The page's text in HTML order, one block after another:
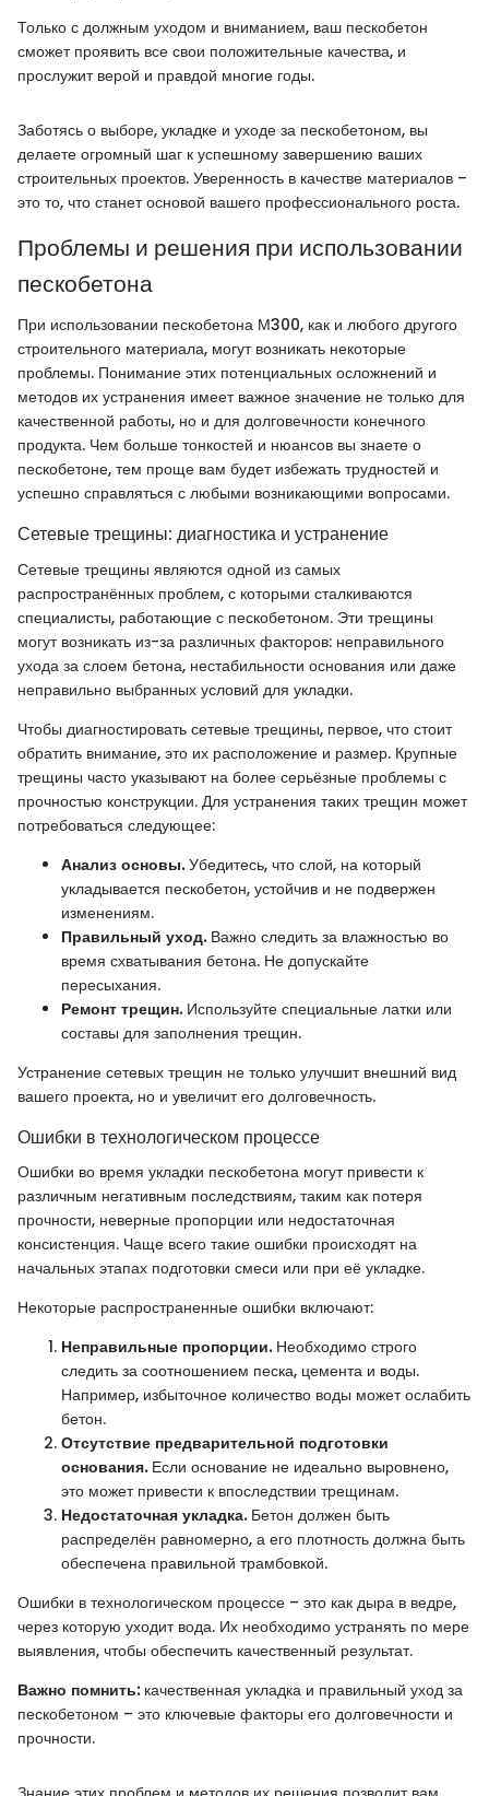
Только с должным уходом и вниманием, ваш пескобетон
сможет проявить все свои положительные качества, и
прослужит верой и правдой многие годы.
Заботясь о выборе, укладке и уходе за пескобетоном, вы
делаете огромный шаг к успешному завершению ваших
строительных проектов. Уверенность в качестве материалов –
это то, что станет основой вашего профессионального роста.
Проблемы и решения при использовании
пескобетона
При использовании пескобетона М300, как и любого другого
строительного материала, могут возникать некоторые
проблемы. Понимание этих потенциальных осложнений и
методов их устранения имеет важное значение не только для
качественной работы, но и для долговечности конечного
продукта. Чем больше тонкостей и нюансов вы знаете о
пескобетоне, тем проще вам будет избежать трудностей и
успешно справляться с любыми возникающими вопросами.
Сетевые трещины: диагностика и устранение
Сетевые трещины являются одной из самых
распространённых проблем, с которыми сталкиваются
специалисты, работающие с пескобетоном. Эти трещины
могут возникать из-за различных факторов: неправильного
ухода за слоем бетона, нестабильности основания или даже
неправильно выбранных условий для укладки.
Чтобы диагностировать сетевые трещины, первое, что стоит
обратить внимание, это их расположение и размер. Крупные
трещины часто указывают на более серьёзные проблемы с
прочностью конструкции. Для устранения таких трещин может
потребоваться следующее:
Анализ основы.Убедитесь, что слой, на который
укладывается пескобетон, устойчив и не подвержен
изменениям.
Правильный уход.Важно следить за влажностью во
время схватывания бетона. Не допускайте
пересыхания.
Ремонт трещин.Используйте специальные латки или
составы для заполнения трещин.
Устранение сетевых трещин не только улучшит внешний вид
вашего проекта, но и увеличит его долговечность.
Ошибки в технологическом процессе
Ошибки во время укладки пескобетона могут привести к
различным негативным последствиям, таким как потеря
прочности, неверные пропорции или недостаточная
консистенция. Чаще всего такие ошибки происходят на
начальных этапах подготовки смеси или при её укладке.
Некоторые распространенные ошибки включают:
Неправильные пропорции.Необходимо строго
следить за соотношением песка, цемента и воды.
Например, избыточное количество воды может ослабить
бетон.
Отсутствие предварительной подготовки
основания.Если основание не идеально выровнено,
это может привести к впоследствии трещинам.
Недостаточная укладка.Бетон должен быть
распределён равномерно, а его плотность должна быть
обеспечена правильной трамбовкой.
Ошибки в технологическом процессе – это как дыра в ведре,
через которую уходит вода. Их необходимо устранять по мере
выявления, чтобы обеспечить качественный результат.
Важно помнить:качественная укладка и правильный уход за
пескобетоном – это ключевые факторы его долговечности и
прочности.